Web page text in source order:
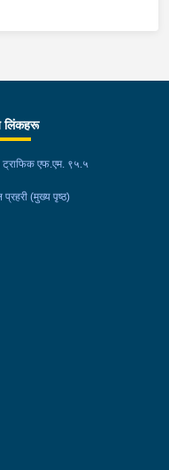
परेको । लागुऔषध सहित
१९, बस्तिपुर बस्ने वर्ष
लिंकहरू
ट्राफिक एफ.एम. ९५.५
प्रहरी (मुख्य पृष्ठ)